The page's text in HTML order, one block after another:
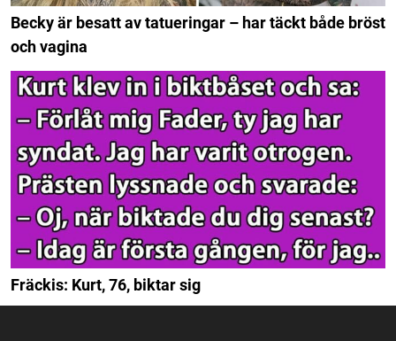
Becky är besatt av tatueringar – har täckt både bröst
och vagina
Fräckis: Kurt, 76, biktar sig